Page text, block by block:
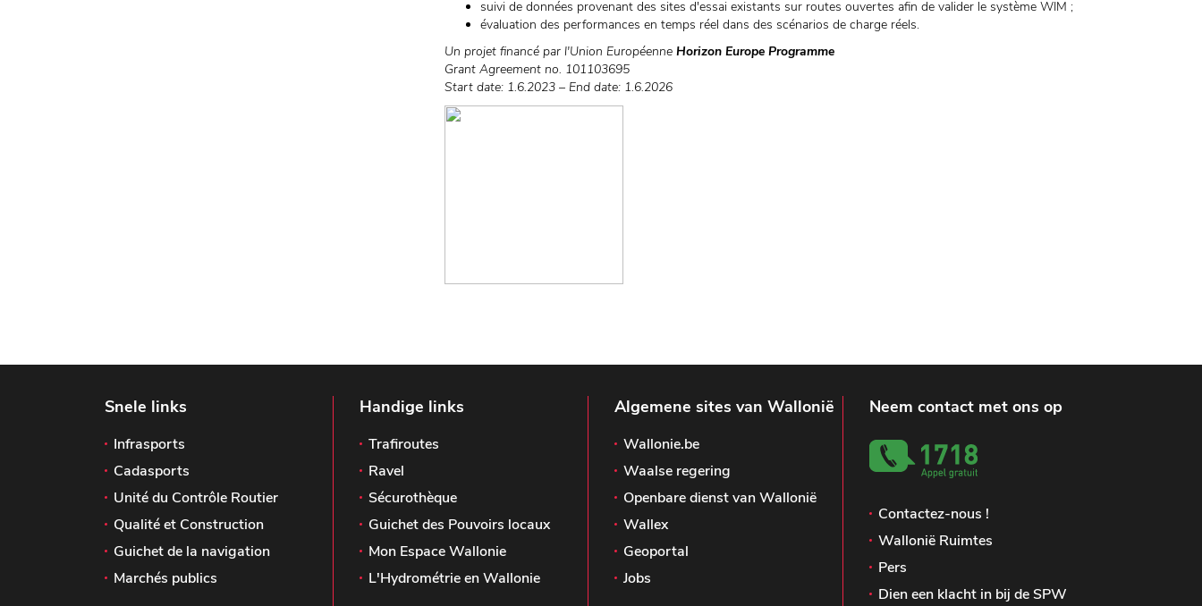
suivi de données provenant des sites d'essai existants sur routes ouvertes afin de valider le système WIM ;
évaluation des performances en temps réel dans des scénarios de charge réels.
Un projet financé par l'Union Européenne Horizon Europe Programme
Grant Agreement no. 101103695
Start date: 1.6.2023 – End date: 1.6.2026
Snele links
Infrasports
Cadasports
Unité du Contrôle Routier
Qualité et Construction
Guichet de la navigation
Marchés publics
Handige links
Trafiroutes
Ravel
Sécurothèque
Guichet des Pouvoirs locaux
Mon Espace Wallonie
L'Hydrométrie en Wallonie
Algemene sites van Wallonië
Wallonie.be
Waalse regering
Openbare dienst van Wallonië
Wallex
Geoportal
Jobs
Neem contact met ons op
Contactez-nous !
Wallonië Ruimtes
Pers
Dien een klacht in bij de SPW